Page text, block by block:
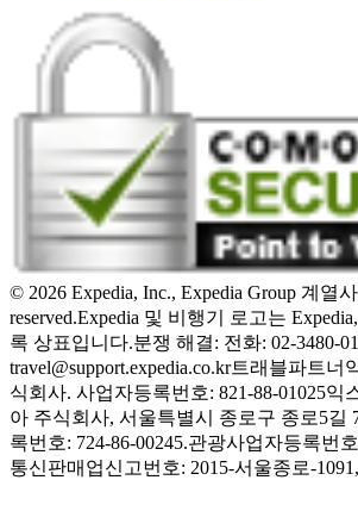
© 2026 Expedia, Inc., Expedia Group 계열
reserved.Expedia 및 비행기 로고는
록 상표입니다.분쟁 해결: 전화: 02-3480-
travel@support.expedia.co.kr트래블파트너
식회사. 사업자등록번호: 821-88-01025익
아 주식회사, 서울특별시 종로구 종로5길
록번호: 724-86-00245.관광사업자등록번
통신판매업신고번호: 2015-서울종로-